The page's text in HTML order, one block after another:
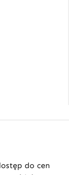
do cen